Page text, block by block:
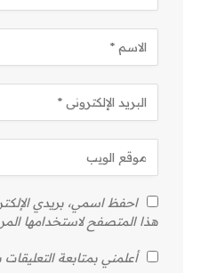
احفظ اسمي، بريدي
هذا المتصفح لاستخدامها
أعلمني بمتابعة التعليقات